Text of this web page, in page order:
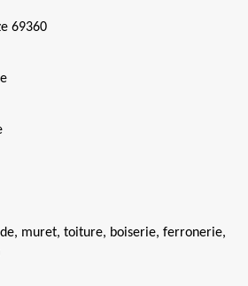
69360
muret, toiture, boiserie, ferronerie,